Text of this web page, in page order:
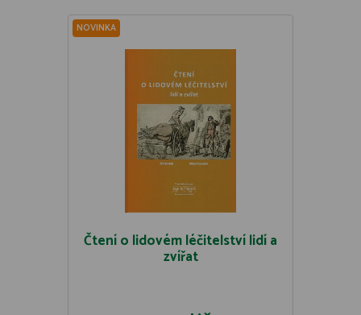
NOVINKA
Čtení o lidovém léčitelství lidí a
zvířat